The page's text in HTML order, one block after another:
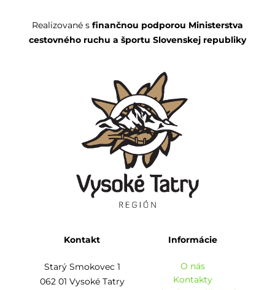
Realizované s finančnou podporou Ministerstva
cestovného ruchu a športu Slovenskej republiky
Kontakt
Starý Smokovec 1
062 01 Vysoké Tatry
Informácie
O nás
Kontakty